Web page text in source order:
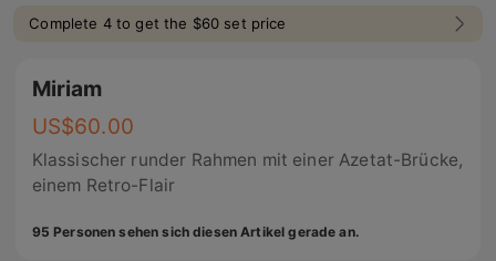
Complete 4 to get the $60 set price
Miriam
US$60.00
Klassischer runder Rahmen mit einer Azetat-Brücke,
einem Retro-Flair
95 Personen sehen sich diesen Artikel gerade an.